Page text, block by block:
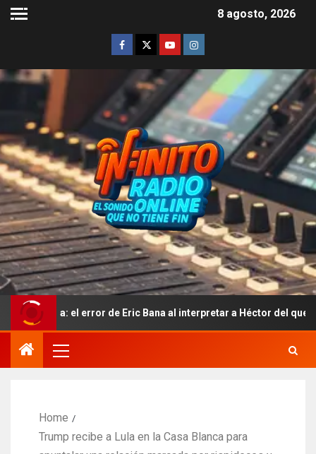
8 agosto, 2026
error de Eric Bana al interpretar a Héctor del que nadie se dio
Home
Trump recibe a Lula en la Casa Blanca para